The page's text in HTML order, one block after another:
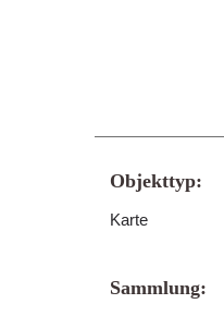
Objekttyp:
Karte
Sammlung: